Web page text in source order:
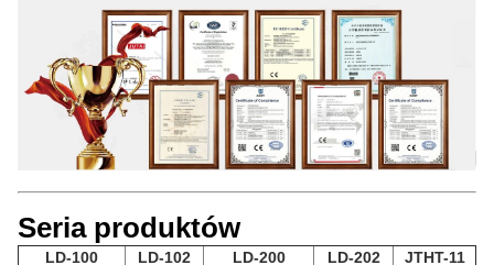
Seria produktów
LD-100 LD-102 LD-200 LD-202 JTHT-11